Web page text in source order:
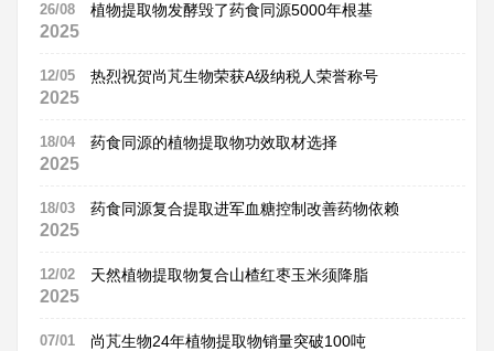
26/08
2025
植物提取物发酵毁了药食同源5000年根基
12/05
2025
热烈祝贺尚芃生物荣获A级纳税人荣誉称号
18/04
2025
药食同源的植物提取物功效取材选择
18/03
2025
药食同源复合提取进军血糖控制改善药物依赖
12/02
2025
天然植物提取物复合山楂红枣玉米须降脂
07/01 尚芃生物24年植物提取物销量突破100吨